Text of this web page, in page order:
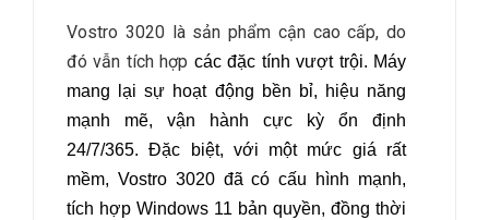
Vostro 3020 là sản phẩm cận cao cấp, do
đó vẫn tích hợp các đặc tính vượt trội. Máy
mang lại sự hoạt động bền bỉ, hiệu năng
mạnh mẽ, vận hành cực kỳ ổn định
24/7/365. Đặc biệt, với một mức giá rất
mềm, Vostro 3020 đã có cấu hình mạnh,
tích hợp Windows 11 bản quyền, đồng thời